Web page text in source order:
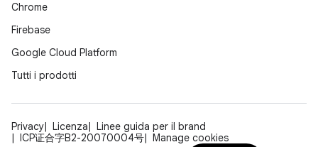
Chrome
Firebase
Google Cloud Platform
Tutti i prodotti
Privacy Licenza
Linee guida per il brand
ICP证合字B2-20070004号
Manage cookies